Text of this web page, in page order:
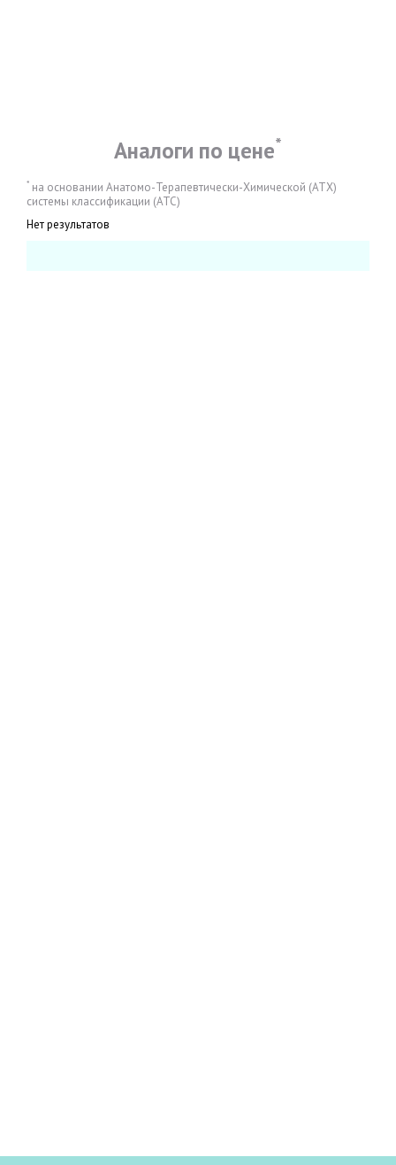
Аналоги по цене*
* на основании Анатомо-Терапевтически-Химической (АТХ)
системы классификации (АТС)
Нет результатов